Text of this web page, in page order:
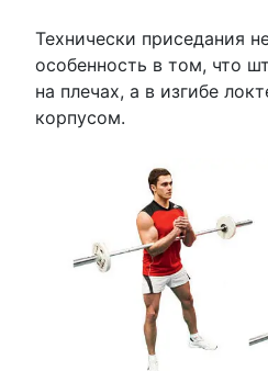
Технически приседания
особенность в том, что
на плечах, а в изгибе
корпусом.